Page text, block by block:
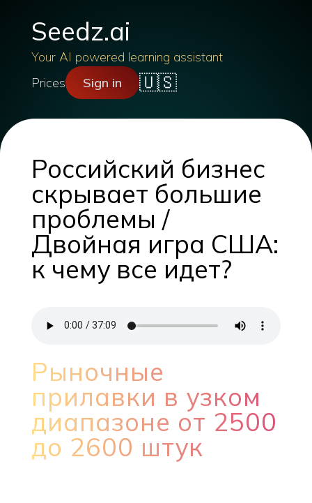
Seedz.ai
Your AI powered learning assistant
Prices
Sign in 🇺🇸
Российский бизнес
скрывает большие
проблемы /
Двойная игра США:
к чему все идет?
Рыночные
прилавки в узком
диапазоне от 2500
до 2600 штук